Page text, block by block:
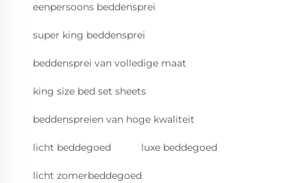
eenpersoons beddensprei
super king beddensprei
beddensprei van volledige maat
king size bed set sheets
beddenspreien van hoge kwaliteit
licht beddegoed luxe beddegoed
licht zomerbeddegoed